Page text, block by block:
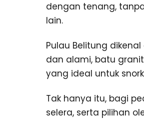
dengan tenang,
lain.
Pulau Belitung
dan alami, batu
yang ideal untuk
Tak hanya itu, bagi
selera, serta pilihan